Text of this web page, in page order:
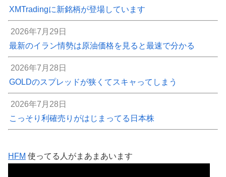
XMTradingに新銘柄が登場しています
2026年7月29日
最新のイラン情勢は原油価格を見ると最速で分かる
2026年7月28日
GOLDのスプレッドが狭くてスキャってしまう
2026年7月28日
こっそり利確売りがはじまってる日本株
HFM 使ってる人がまあまあいます